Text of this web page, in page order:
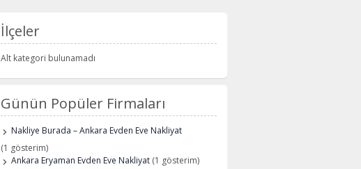
İlçeler
Alt kategori bulunamadı
Günün Popüler Firmaları
Nakliye Burada – Ankara Evden Eve Nakliyat
(1 gösterim)
Ankara Eryaman Evden Eve Nakliyat (1 gösterim)